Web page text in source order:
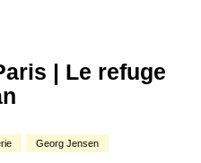
| Le refuge
Georg Jensen